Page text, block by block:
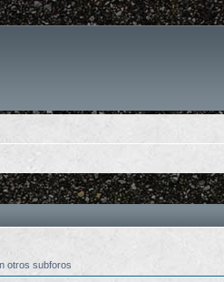
otros subforos